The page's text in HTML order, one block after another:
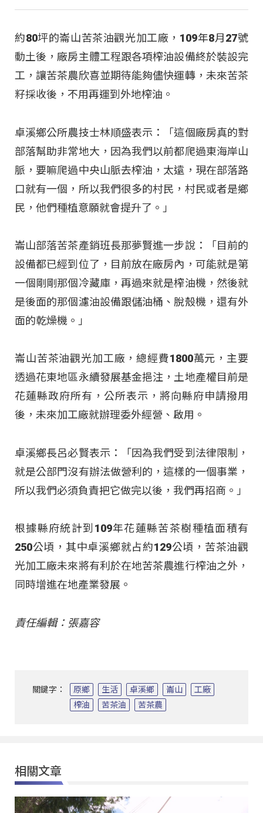
約80坪的崙山苦茶油觀光加工廠，109年8月27號
動土後，廠房主體工程跟各項榨油設備終於裝設完
工，讓苦茶農欣喜並期待能夠儘快運轉，未來苦茶
籽採收後，不用再運到外地榨油。
卓溪鄉公所農技士林順盛表示：「這個廠房真的對
部落幫助非常地大，因為我們以前都爬過東海岸山
脈，要嘛爬過中央山脈去榨油，太遠，現在部落路
口就有一個，所以我們很多的村民，村民或者是鄉
民，他們種植意願就會提升了。」
崙山部落苦茶產銷班長那夢賢進一步說：「目前的
設備都已經到位了，目前放在廠房內，可能就是第
一個剛剛那個冷藏庫，再過來就是榨油機，然後就
是後面的那個濾油設備跟儲油桶、脫殼機，還有外
面的乾燥機。」
崙山苦茶油觀光加工廠，總經費1800萬元，主要
透過花東地區永續發展基金挹注，土地產權目前是
花蓮縣政府所有，公所表示，將向縣府申請撥用
後，未來加工廠就辦理委外經營、啟用。
卓溪鄉長呂必賢表示：「因為我們受到法律限制，
就是公部門沒有辦法做營利的，這樣的一個事業，
所以我們必須負責把它做完以後，我們再招商。」
根據縣府統計到109年花蓮縣苦茶樹種植面積有
250公頃，其中卓溪鄉就占約129公頃，苦茶油觀
光加工廠未來將有利於在地苦茶農進行榨油之外，
同時增進在地產業發展。
責任編輯：張嘉容
關鍵字： 原鄉 生活 卓溪鄉 崙山
工廠
榨油
苦茶油 苦茶農
相關文章